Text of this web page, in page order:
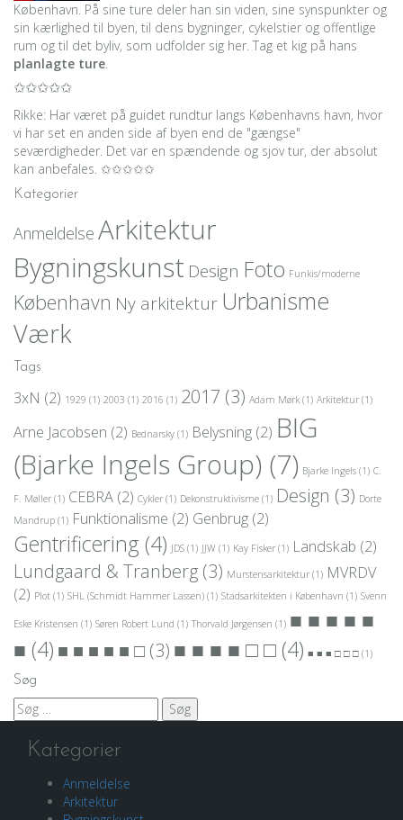
København. På sine ture deler han sin viden, sine synspunkter og
sin kærlighed til byen, til dens bygninger, cykelstier og offentlige
rum og til det byliv, som udfolder sig her. Tag et kig på hans
planlagte ture.
✩✩✩✩✩
Rikke: Har været på guidet rundtur langs Københavns havn, hvor
vi har set en anden side af byen end de "gængse"
seværdigheder. Det var en spændende og sjov tur, der absolut
kan anbefales. ✩✩✩✩✩
Kategorier
Anmeldelse Arkitektur
Bygningskunst Design Foto Funkis/moderne
København Ny arkitektur Urbanisme
Værk
Tags
3xN (2) 1929 (1) 2003 (1) 2016 (1) 2017 (3) Adam Mørk(1) Arkitektur (1)
Arne Jacobsen (2) Bednarsky (1) Belysning (2) BIG
(Bjarke Ingels Group) (7) Bjarke Ingels (1) C.
F. Møller (1) CEBRA (2) Cykler (1) Dekonstruktivisme (1) Design (3) Dorte
Mandrup (1) Funktionalisme (2) Genbrug (2)
Gentrificering(4) JDS (1) JJW (1) Kay Fisker (1) Landskab (2)
Lundgaard & Tranberg (3) Murstensarkitektur (1) MVRDV
(2) Plot (1) SHL (Schmidt Hammer Lassen) (1) Stadsarkitekten i København (1) Svenn
Eske Kristensen (1) Søren Robert Lund (1) Thorvald Jørgensen (1) ■ ■ ■ ■ ■
■ (4) ■ ■ ■ ■ ■ □ (3) ■ ■ ■ ■ □ □(4) ■ ■ ■ □ □ □ (1)
Søg
Søg
efter:
Kategorier
Anmeldelse
Arkitektur